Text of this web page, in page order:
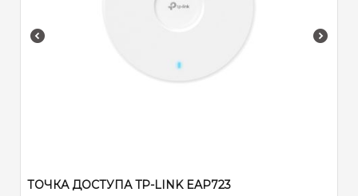
ТОЧКА ДОСТУПА TP-LINK EAP723